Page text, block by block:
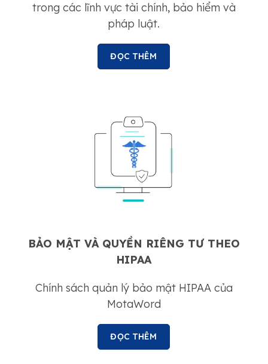
trong các lĩnh vực tài chính, bảo hiểm và
pháp luật.
ĐỌC THÊM
BẢO MẬT VÀ QUYỀN RIÊNG TƯ THEO
HIPAA
Chính sách quản lý bảo mật HIPAA của
MotaWord
ĐỌC THÊM